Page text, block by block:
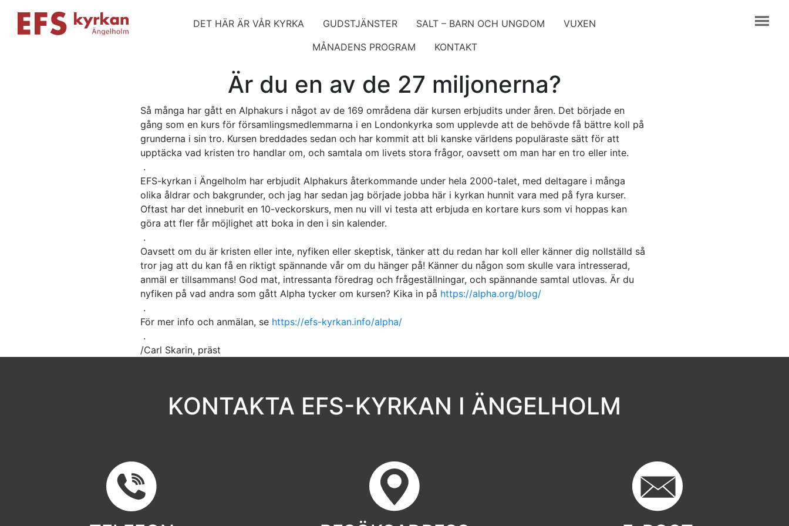
DET HÄR ÄR VÅR KYRKA GUDSTJÄNSTER SALT – BARN OCH UNGDOM
VUXEN
MÅNADENS PROGRAM
KONTAKT
Är du en av de 27 miljonerna?
Så många har gått en Alphakurs i något av de 169 områdena där kursen erbjudits under åren. Det började en
gång som en kurs för församlingsmedlemmarna i en Londonkyrka som upplevde att de behövde få bättre koll på
grunderna i sin tro. Kursen breddades sedan och har kommit att bli kanske världens populäraste sätt för att
upptäcka vad kristen tro handlar om, och samtala om livets stora frågor, oavsett om man har en tro eller inte.
.
EFS-kyrkan i Ängelholm har erbjudit Alphakurs återkommande under hela 2000-talet, med deltagare i många
olika åldrar och bakgrunder, och jag har sedan jag började jobba här i kyrkan hunnit vara med på fyra kurser.
Oftast har det inneburit en 10-veckorskurs, men nu vill vi testa att erbjuda en kortare kurs som vi hoppas kan
göra att fler får möjlighet att boka in den i sin kalender.
.
Oavsett om du är kristen eller inte, nyfiken eller skeptisk, tänker att du redan har koll eller känner dig nollställd så
tror jag att du kan få en riktigt spännande vår om du hänger på! Känner du någon som skulle vara intresserad,
anmäl er tillsammans! God mat, intressanta föredrag och frågeställningar, och spännande samtal utlovas. Är du
nyfiken på vad andra som gått Alpha tycker om kursen? Kika in på https://alpha.org/blog/
.
För mer info och anmälan, se https://efs-kyrkan.info/alpha/
.
/Carl Skarin, präst
KONTAKTA EFS-KYRKAN I ÄNGELHOLM